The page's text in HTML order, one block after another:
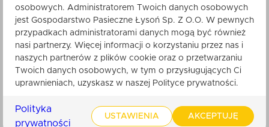
Nikt do tej pory nie ocenił tego produktu.
Bądź pierwszy. Po zatwierdzeniu przez
obsługę sklepu, będzie ona widoczna dla
innych klientów.
Twoje imię
osobowych. Administratorem Twoich danych osobowych
jest Gospodarstwo Pasieczne Łysoń Sp. Z O.O. W pewnych
przypadkach administratorami danych mogą być również
nasi partnerzy. Więcej informacji o korzystaniu przez nas i
naszych partnerów z plików cookie oraz o przetwarzaniu
Twoich danych osobowych, w tym o przysługujących Ci
uprawnieniach, uzyskasz w naszej Polityce prywatności.
Polityka
prywatności
USTAWIENIA AKCEPTUJĘ